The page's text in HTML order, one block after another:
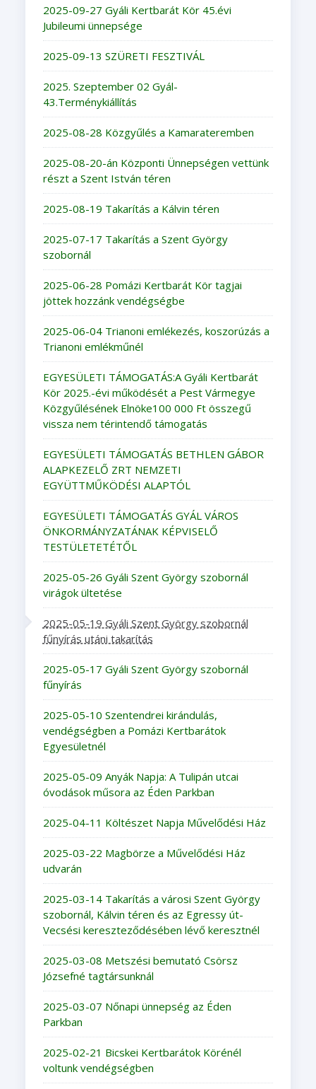
2025-09-27 Gyáli Kertbarát Kör 45.évi
Jubileumi ünnepsége
2025-09-13 SZÜRETI FESZTIVÁL
2025. Szeptember 02 Gyál-
43.Terménykiállítás
2025-08-28 Közgyűlés a Kamarateremben
2025-08-20-án Központi Ünnepségen vettünk
részt a Szent István téren
2025-08-19 Takarítás a Kálvin téren
2025-07-17 Takarítás a Szent György
szobornál
2025-06-28 Pomázi Kertbarát Kör tagjai
jöttek hozzánk vendégségbe
2025-06-04 Trianoni emlékezés, koszorúzás a
Trianoni emlékműnél
EGYESÜLETI TÁMOGATÁS:A Gyáli Kertbarát
Kör 2025.-évi működését a Pest Vármegye
Közgyűlésének Elnöke100 000 Ft összegű
vissza nem térintendő támogatás
EGYESÜLETI TÁMOGATÁS BETHLEN GÁBOR
ALAPKEZELŐ ZRT NEMZETI
EGYÜTTMŰKÖDÉSI ALAPTÓL
EGYESÜLETI TÁMOGATÁS GYÁL VÁROS
ÖNKORMÁNYZATÁNAK KÉPVISELŐ
TESTÜLETETÉTŐL
2025-05-26 Gyáli Szent György szobornál
virágok ültetése
2025-05-19 Gyáli Szent György szobornál
fűnyírás utáni takarítás
2025-05-17 Gyáli Szent György szobornál
fűnyírás
2025-05-10 Szentendrei kirándulás,
vendégségben a Pomázi Kertbarátok
Egyesületnél
2025-05-09 Anyák Napja: A Tulipán utcai
óvodások műsora az Éden Parkban
2025-04-11 Költészet Napja Művelődési Ház
2025-03-22 Magbörze a Művelődési Ház
udvarán
2025-03-14 Takarítás a városi Szent György
szobornál, Kálvin téren és az Egressy út-
Vecsési kereszteződésében lévő keresztnél
2025-03-08 Metszési bemutató Csörsz
Józsefné tagtársunknál
2025-03-07 Nőnapi ünnepség az Éden
Parkban
2025-02-21 Bicskei Kertbarátok Körénél
voltunk vendégségben